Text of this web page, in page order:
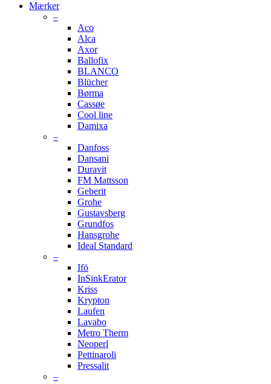
Mærker
–
Aco
Alca
Axor
Ballofix
BLANCO
Blücher
Børma
Cassøe
Cool line
Damixa
–
Danfoss
Dansani
Duravit
FM Mattsson
Geberit
Grohe
Gustavsberg
Grundfos
Hansgrohe
Ideal Standard
–
Ifö
InSinkErator
Kriss
Krypton
Laufen
Lavabo
Metro Therm
Neoperl
Pettinaroli
Pressalit
–